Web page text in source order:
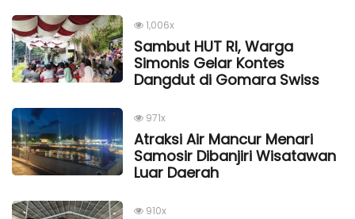
1,006x
Sambut HUT RI, Warga
Simonis Gelar Kontes
Dangdut di Gomara Swiss
971x
Atraksi Air Mancur Menari
Samosir Dibanjiri Wisatawan
Luar Daerah
910x